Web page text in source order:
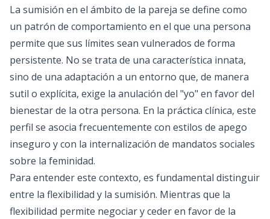
La sumisión en el ámbito de la pareja se define como
un patrón de comportamiento en el que una persona
permite que sus límites sean vulnerados de forma
persistente. No se trata de una característica innata,
sino de una adaptación a un entorno que, de manera
sutil o explícita, exige la anulación del "yo" en favor del
bienestar de la otra persona. En la práctica clínica, este
perfil se asocia frecuentemente con estilos de apego
inseguro y con la internalización de mandatos sociales
sobre la feminidad.
Para entender este contexto, es fundamental distinguir
entre la flexibilidad y la sumisión. Mientras que la
flexibilidad permite negociar y ceder en favor de la